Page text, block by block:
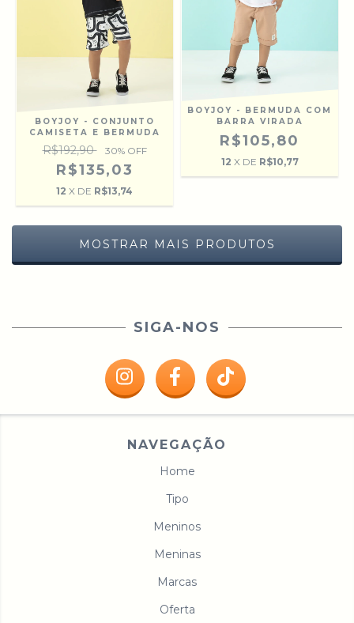
BOYJOY - CONJUNTO
CAMISETA E BERMUDA
R$192,90 30% OFF
R$135,03
12 X DE R$13,74
BOYJOY - BERMUDA COM
BARRA VIRADA
R$105,80
12 X DE R$10,77
MOSTRAR MAIS PRODUTOS
SIGA-NOS
NAVEGAÇÃO
Home
Tipo
Meninos
Meninas
Marcas
Oferta